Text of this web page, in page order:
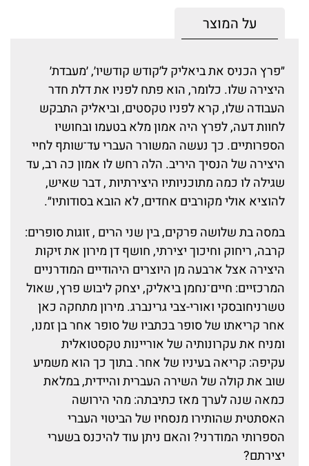
על המוצר
״פרץ הכניס את ביאליק ל׳קודש קודשיו׳, ׳מעבדת׳
היצירה שלו. כלומר, הוא פתח לפניו את דלת חדר
העבודה שלו, קרא לפניו טקסטים, וביאליק התבקש
לחוות דעה, לפרץ היה אמון מלא בטעמו ובחושיו
הספרותיים. כך נעשה המשורר העברי עד־שותף לחיי
היצירה של הנסיך היריב. הלה רחש לו אמון כה רב, עד
שגילה לו כמה מתוכניותיו היצירתיות , דבר שאיש,
להוציא אולי מקורבים אחדים, לא הובא בסודותיו״.
במסה בת שלושה פרקים, בין שני הרים , זוגות סופרים:
קרבה, ריחוק וחיכוך יצירתי, חושף דן מירון את זיקות
היצירה אצל ארבעה מן היוצרים היהודיים המודרניים
המרכזיים: חיים־נחמן ביאליק, יצחק ליבוש פרץ, שאול
טשרניחובסקי ואורי-צבי גרינברג. מירון מתחקה כאן
אחר קריאתו של סופר בכתביו של סופר אחר בן זמנו,
ומניח את עקרונותיה של אוריינות טקסטואלית
עקיפה: קריאה בעיניו של אחר. בתוך כך הוא משמיע
שוב את קולה של השירה העברית והיידית, במלאת
כמאה שנה לערך מאז כתיבתה: מהי הירושה
האסתטית שהותירו מנסחיו של הביטוי העברי
הספרותי המודרני? והאם ניתן עוד להיכנס בשערי
יצירתם?